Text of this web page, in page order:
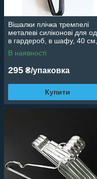
Вішалки плічка тремпелі
металеві силіконові для
в гардероб, в шафу, 40 см,
10 шт.
В наявності
295 ₴/упаковка
Купити